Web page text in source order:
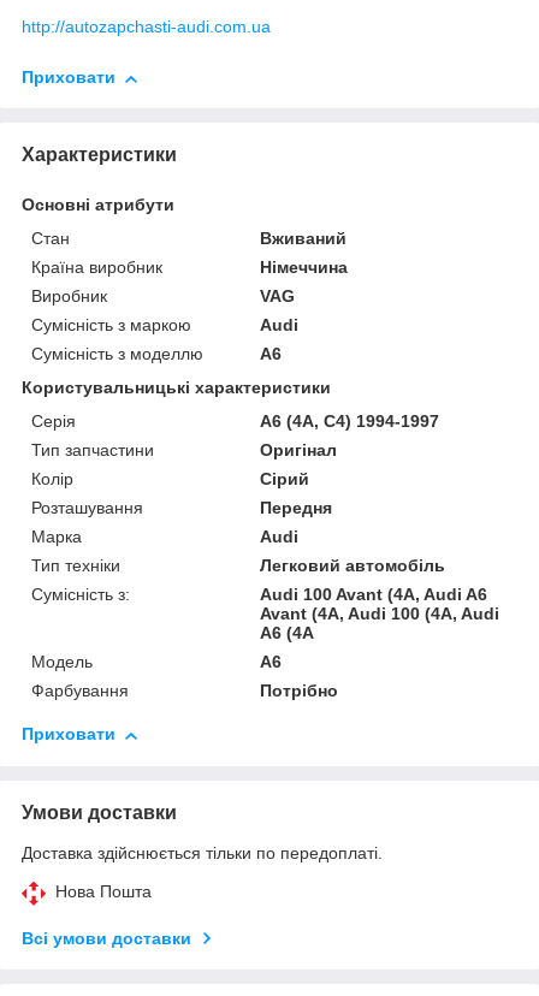
http://autozapchasti-audi.com.ua
Приховати
Характеристики
Основні атрибути
Стан
Вживаний
Країна виробник
Німеччина
Виробник
VAG
Сумісність з маркою
Audi
Сумісність з моделлю
A6
Користувальницькі характеристики
Серія
A6 (4A, C4) 1994-1997
Тип запчастини
Оригінал
Колір
Сірий
Розташування
Передня
Марка
Audi
Тип техніки
Легковий автомобіль
Сумісність з:
Audi 100 Avant (4A, Audi A6
Avant (4A, Audi 100 (4A, Audi
A6 (4A
Модель
A6
Фарбування
Потрібно
Приховати
Умови доставки
Доставка здійснюється тільки по передоплаті.
Нова Пошта
Всі умови доставки